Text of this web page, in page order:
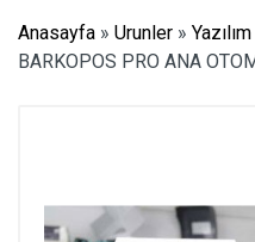
Anasayfa » Urunler » Yazılım
BARKOPOS PRO ANA